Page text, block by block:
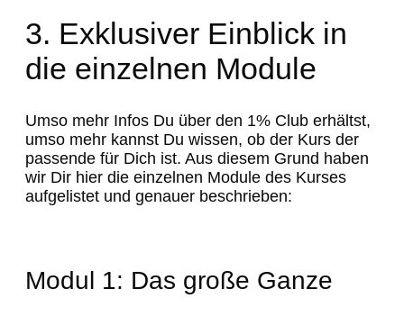
3. Exklusiver Einblick in
die einzelnen Module
Umso mehr Infos Du über den 1% Club erhältst,
umso mehr kannst Du wissen, ob der Kurs der
passende für Dich ist. Aus diesem Grund haben
wir Dir hier die einzelnen Module des Kurses
aufgelistet und genauer beschrieben:
Modul 1: Das große Ganze